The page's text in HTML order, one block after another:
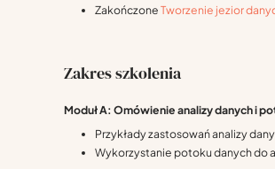
ZakończoneTworzenie jezior
Zakres szkolenia
Moduł A: Omówienie analizy danych i
Przykłady zastosowań analizy
Wykorzystanie potoku danych do